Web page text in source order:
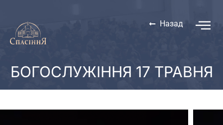
Назад
БОГОСЛУЖІННЯ 17 ТРАВНЯ